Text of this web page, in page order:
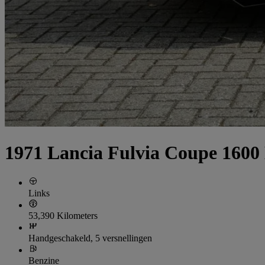
1971 Lancia Fulvia Coupe
Links
53,390 Kilometers
Handgeschakeld, 5 versnellingen
Benzine